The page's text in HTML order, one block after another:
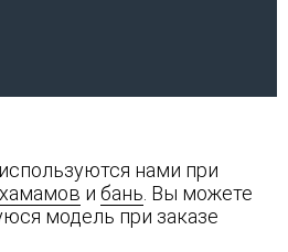
нами при
хамамов и бань . Вы можете
модель при заказе